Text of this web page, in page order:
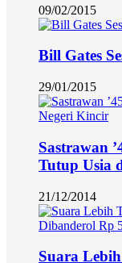
09/02/2015
Bill Gates
29/01/2015
Sastrawan
Tutup Usia
21/12/2014
Suara